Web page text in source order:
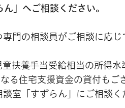
」へご相談ください。
門の相談員がご相談に応じ
扶養手当受給相当の所得水
る住宅支援資金の貸付もご
室「すずらん」にご相談く